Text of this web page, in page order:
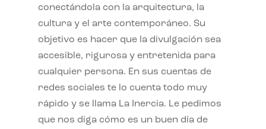
conectándola con la arquitectura, la
cultura y el arte contemporáneo. Su
objetivo es hacer que la divulgación sea
accesible, rigurosa y entretenida para
cualquier persona. En sus cuentas de
redes sociales te lo cuenta todo muy
rápido y se llama La Inercia. Le pedimos
que nos diga cómo es un buen día de